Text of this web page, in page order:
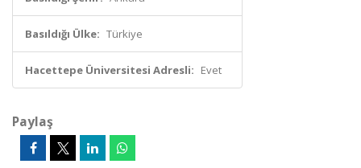
Basıldığı Ülke: Türkiye
Hacettepe Üniversitesi Adresli: Evet
Paylaş